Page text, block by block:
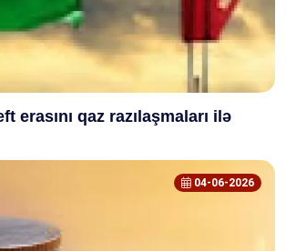
erasını qaz razılaşmaları ilə
04-06-2026